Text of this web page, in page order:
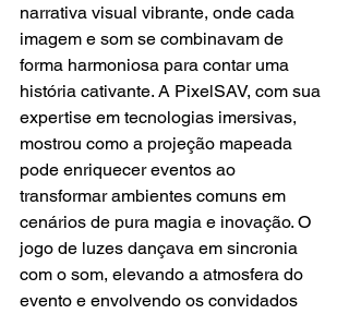
narrativa visual vibrante, onde cada
imagem e som se combinavam de
forma harmoniosa para contar uma
história cativante. A PixelSAV, com sua
expertise em tecnologias imersivas,
mostrou como a projeção mapeada
pode enriquecer eventos ao
transformar ambientes comuns em
cenários de pura magia e inovação. O
jogo de luzes dançava em sincronia
com o som, elevando a atmosfera do
evento e envolvendo os convidados